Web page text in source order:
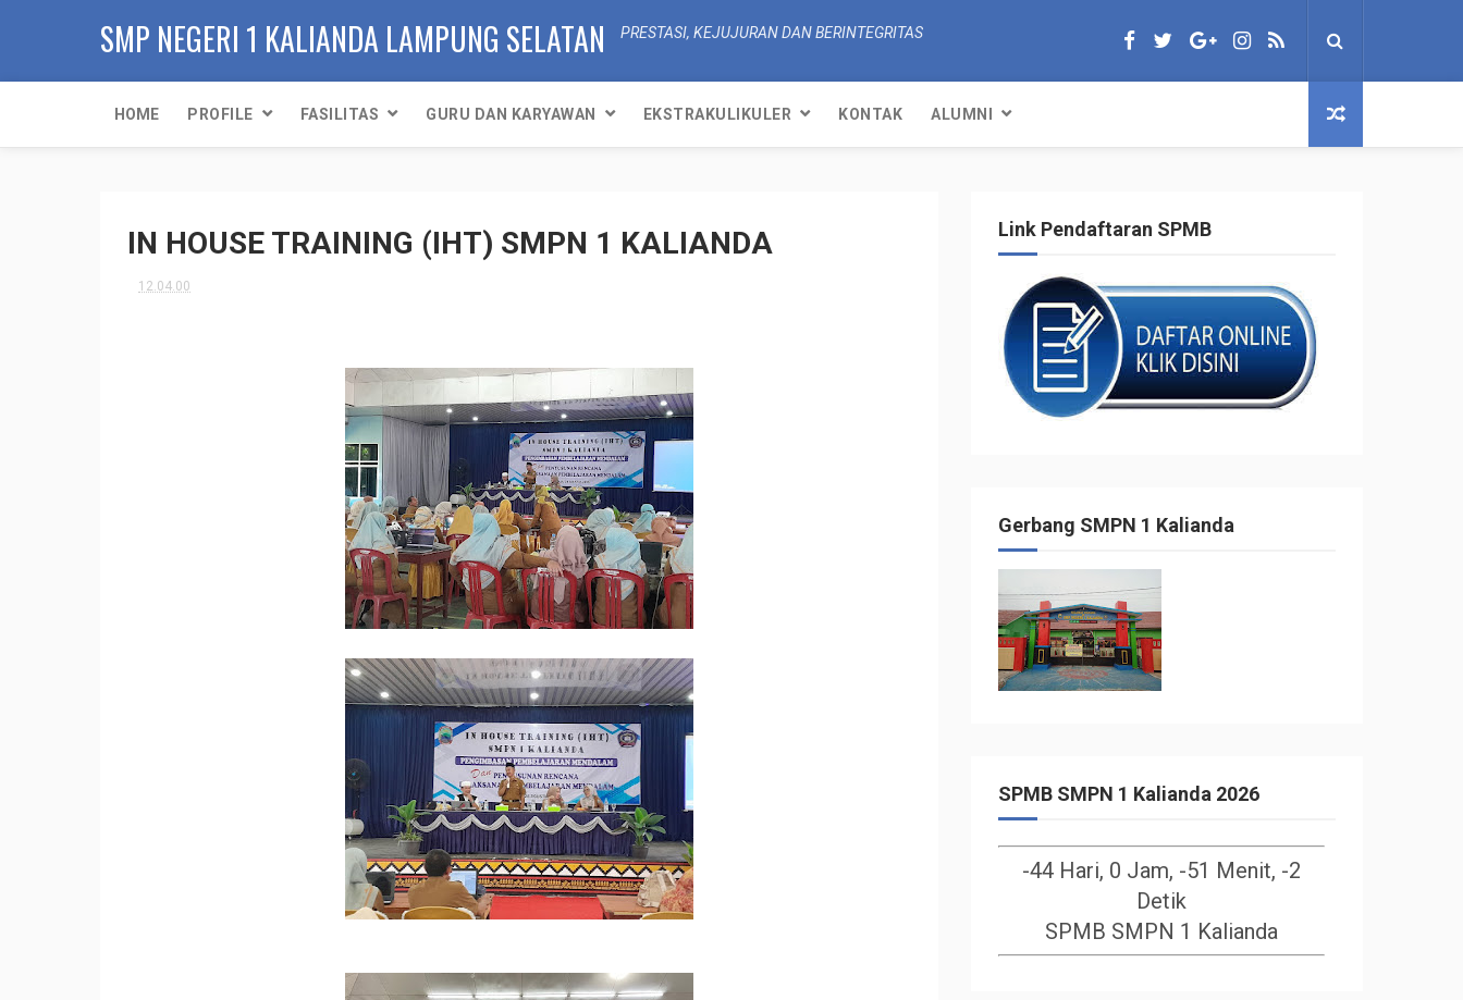
SMP NEGERI 1 KALIANDA LAMPUNG SELATAN PRESTASI, KEJUJURAN DAN BERINTEGRITAS
HOME PROFILE FASILITAS GURU DAN KARYAWAN EKSTRAKULIKULER KONTAK ALUMNI
IN HOUSE TRAINING (IHT) SMPN 1 KALIANDA
12.04.00
Link Pendaftaran SPMB
Gerbang SMPN 1 Kalianda
SPMB SMPN 1 Kalianda 2026
-44 Hari, 0 Jam, -51 Menit, -2
Detik
SPMB SMPN 1 Kalianda